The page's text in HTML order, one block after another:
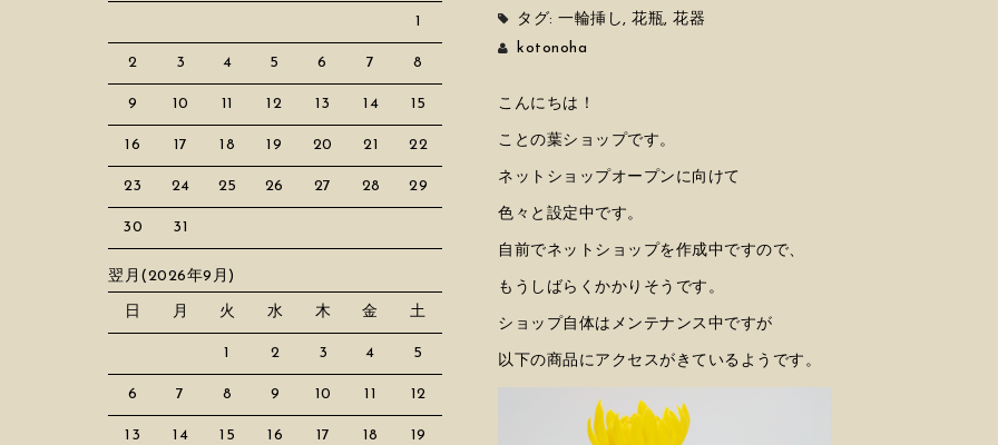
タグ:一輪挿し ,花瓶,花器
kotonoha
こんにちは！
ことの葉ショップです。
ネットショップオープンに向けて
色々と設定中です。
自前でネットショップを作成中ですので、
もうしばらくかかりそうです。
ショップ自体はメンテナンス中ですが
以下の商品にアクセスがきているようです。
1
2 3 4 5 6 7 8
9 10 11 12 13 14 15
16 17 18 19 20 21 22
23 24 25 26 27 28 29
30 31
翌月(2026年9月)
日 月 火 水 木 金 土
1 2 3 4 5
6 7 8 9 10 11 12
13 14 15 16 17 18 19